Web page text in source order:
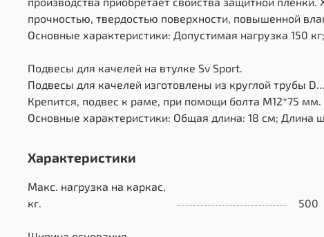
прочностью, твердостью поверхности, повышенной
Основные характеристики: Допустимая нагрузка 150
Подвесы для качелей на втулке Sv Sport.
Подвесы для качелей изготовлены из круглой трубы
Крепится, подвес к раме, при помощи болта М12*75 мм.
Основные характеристики: Общая длина: 18 см; Длина
Характеристики
Макс. нагрузка на каркас,
кг.
500